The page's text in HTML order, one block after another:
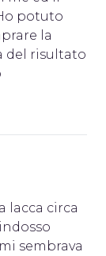
potuto
la
del risultato
lacca circa
sembrava